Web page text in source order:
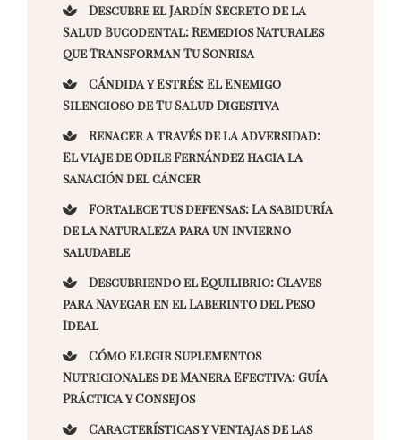
Descubre el Jardín Secreto de la
Salud Bucodental: Remedios Naturales
que Transforman Tu Sonrisa
Cándida y Estrés: El Enemigo
Silencioso de Tu Salud Digestiva
Renacer a través de la adversidad:
El viaje de Odile Fernández hacia la
sanación del cáncer
Fortalece tus defensas: La sabiduría
de la naturaleza para un invierno
saludable
Descubriendo el Equilibrio: Claves
para Navegar en el Laberinto del Peso
Ideal
Cómo Elegir Suplementos
Nutricionales de Manera Efectiva: Guía
Práctica y Consejos
Características y ventajas de las